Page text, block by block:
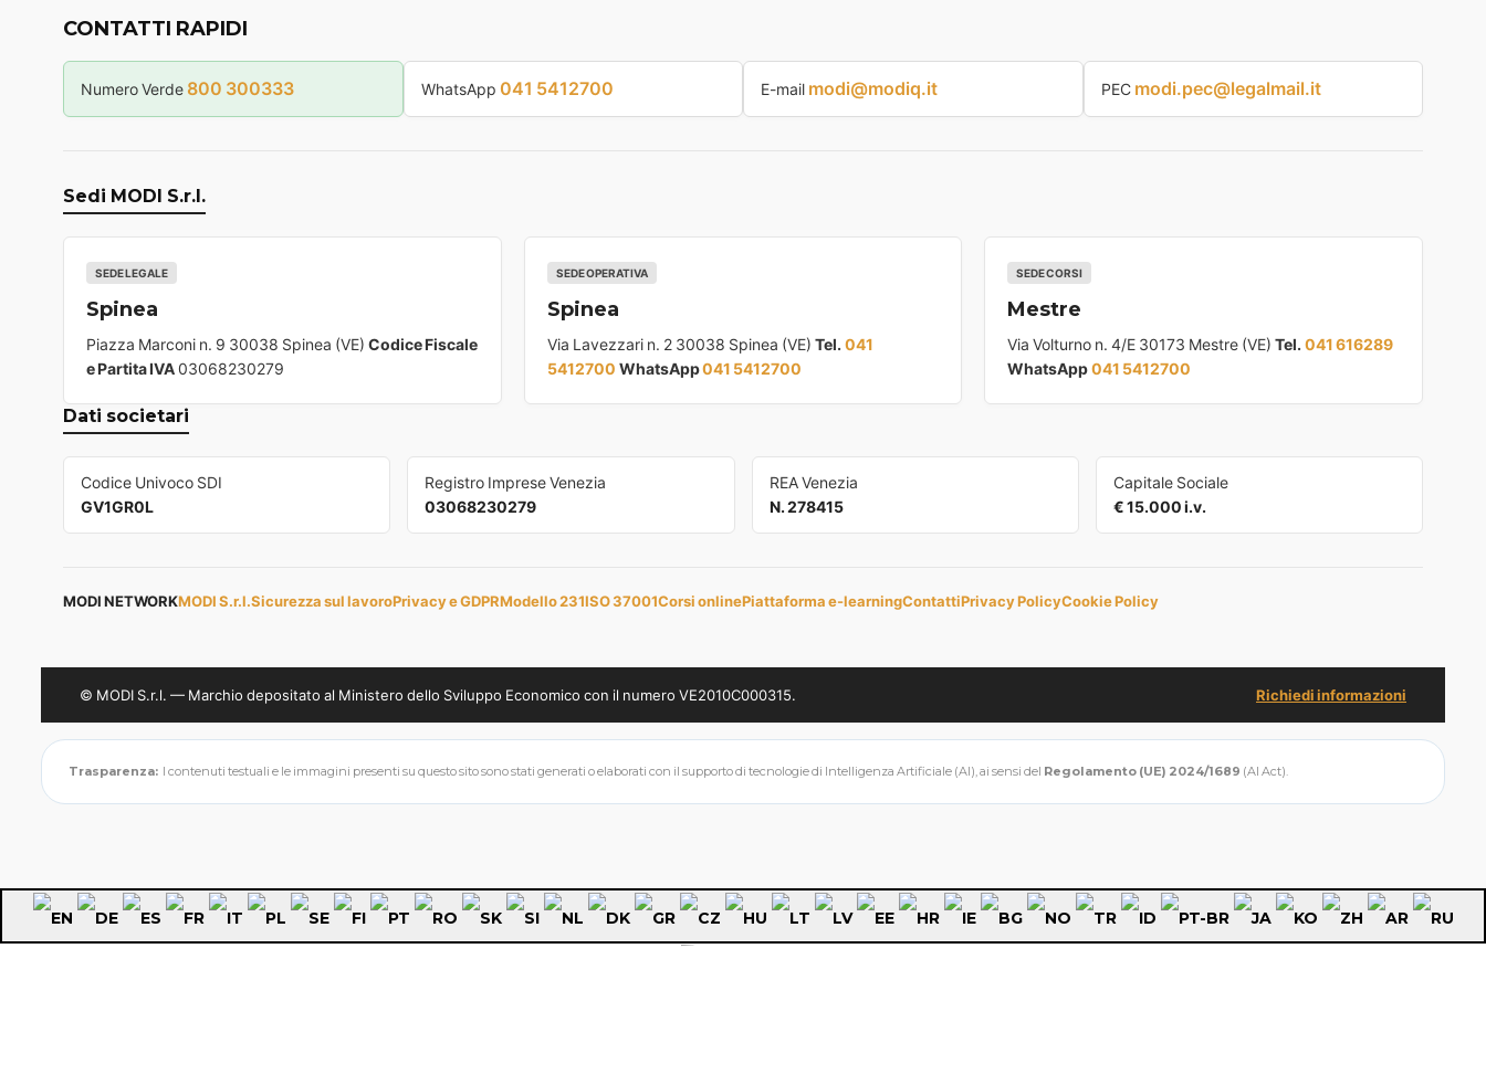
CONTATTI RAPIDI
Numero Verde 800 300333 WhatsApp 041 5412700 E-mail modi@modiq.it PEC modi.pec@legalmail.it
Sedi MODI S.r.l.
SEDE LEGALE
Spinea
Piazza Marconi n. 9 30038 Spinea (VE) Codice Fiscale
e Partita IVA03068230279
SEDE OPERATIVA
Spinea
Via Lavezzari n. 2 30038 Spinea (VE) Tel. 041
5412700 WhatsApp041 5412700
SEDE CORSI
Mestre
Via Volturno n. 4/E 30173 Mestre (VE)Tel. 041 616289
WhatsApp041 5412700
Dati societari
Codice Univoco SDI
GV1GR0L
Registro Imprese Venezia
03068230279
REA Venezia
N. 278415
Capitale Sociale
€ 15.000 i.v.
MODI NETWORKMODI S.r.l.Sicurezza sul lavoroPrivacy e GDPRModello 231ISO 37001Corsi onlinePiattaforma e-learningContattiPrivacy PolicyCookie Policy
© MODI S.r.l. — Marchio depositato al Ministero dello Sviluppo Economico con il numero VE2010C000315. Richiedi informazioni
Trasparenza: I contenuti testuali e le immagini presenti su questo sito sono stati generati o elaborati con il supporto di tecnologie di Intelligenza Artificiale (AI), ai sensi del Regolamento (UE) 2024/1689 (AI Act).